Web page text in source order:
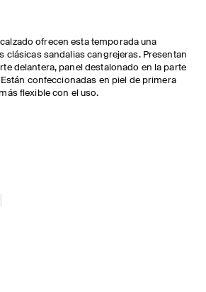
ofrecen esta temporada una
clásicas sandalias cangrejeras. Presentan
delantera, panel destalonado en la parte
confeccionadas en piel de primera
flexible con el uso.